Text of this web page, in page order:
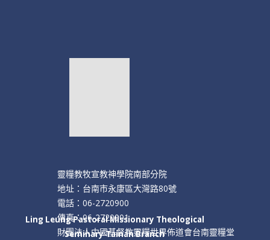
靈糧教牧宣教神學院南部分院
地址：台南市永康區大灣路80號
電話：06-2720900
傳真：06-2720901
財團法人中國基督教靈糧世界佈道會台南靈糧堂
Ling Leung Pastoral Missionary Theological
Seminary Tainan Branch